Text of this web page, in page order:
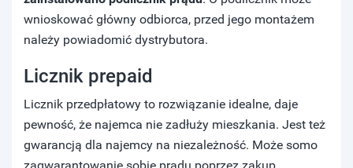
wnioskować główny odbiorca, przed jego montażem
należy powiadomić dystrybutora.
Licznik prepaid
Licznik przedpłatowy to rozwiązanie idealne, daje
pewność, że najemca nie zadłuży mieszkania. Jest też
gwarancją dla najemcy na niezależność. Może somo